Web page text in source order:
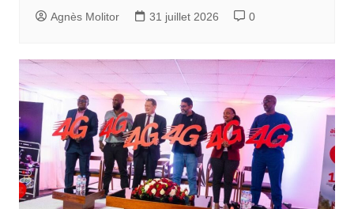
Agnès Molitor 31 juillet 2026 0